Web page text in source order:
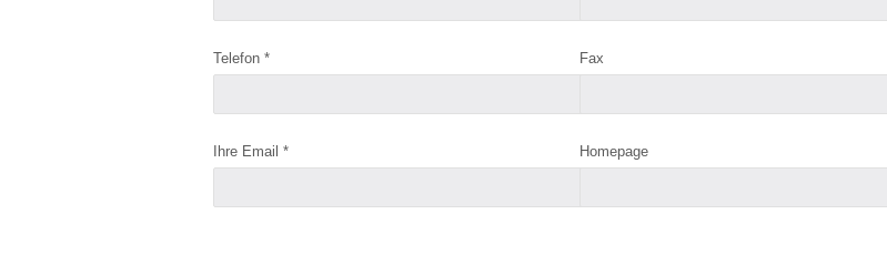
Telefon * Fax
Ihre Email * Homepage